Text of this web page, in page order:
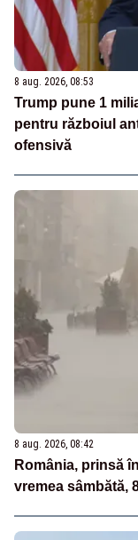
8 aug. 2026, 08:53
Trump pune 1
pentru războiul
ofensivă
8 aug. 2026, 08:42
România, prinsă
vremea sâmbătă,